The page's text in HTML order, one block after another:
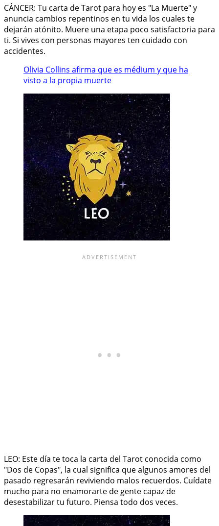
CÁNCER: Tu carta de Tarot para hoy es "La Muerte" y
anuncia cambios repentinos en tu vida los cuales te
dejarán atónito. Muere una etapa poco satisfactoria para
ti. Si vives con personas mayores ten cuidado con
accidentes.
Olivia Collins afirma que es médium y que ha
visto a la propia muerte
LEO: Este día te toca la carta del Tarot conocida como
"Dos de Copas", la cual significa que algunos amores del
pasado regresarán reviviendo malos recuerdos. Cuídate
mucho para no enamorarte de gente capaz de
desestabilizar tu futuro. Piensa todo dos veces.